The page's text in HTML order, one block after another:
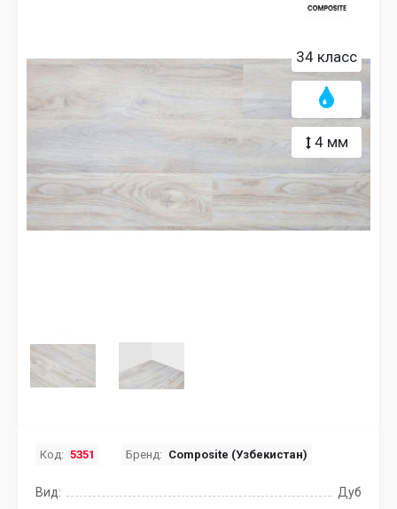
34 класс
4 мм
Код: 5351 Бренд: Composite (Узбекистан)
Вид:
Дуб